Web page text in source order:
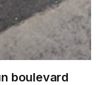
boulevard